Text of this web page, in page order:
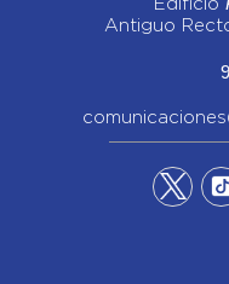
Edificio
Antiguo